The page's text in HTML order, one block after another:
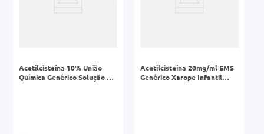
Acetilcisteína 10% União
Química Genérico Solução 5
Acetilcisteína 20mg/ml EMS
Genérico Xarope Infantil